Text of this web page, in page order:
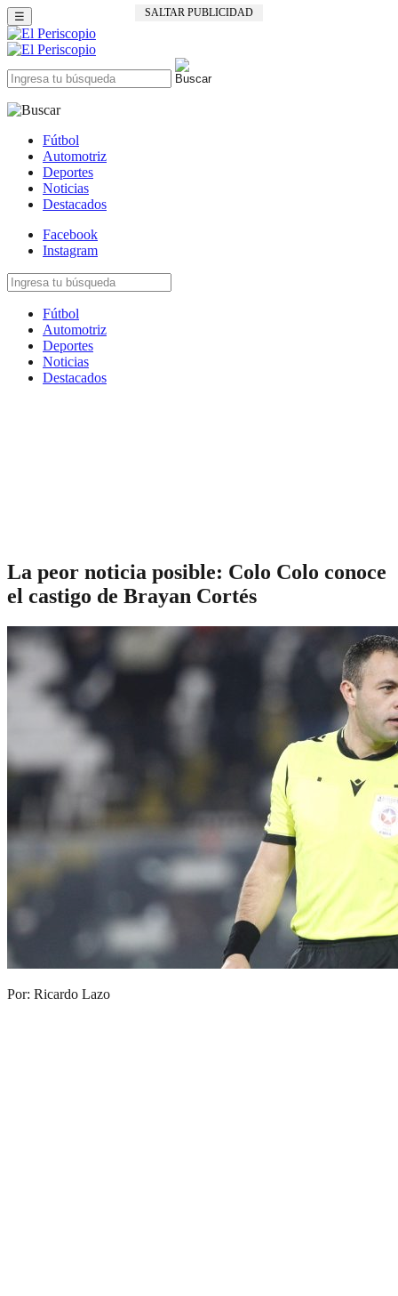
SALTAR PUBLICIDAD
☰
Fútbol
Automotriz
Deportes
Noticias
Destacados
Facebook
Instagram
Fútbol
Automotriz
Deportes
Noticias
Destacados
La peor noticia posible: Colo Colo conoce
el castigo de Brayan Cortés
Por: Ricardo Lazo